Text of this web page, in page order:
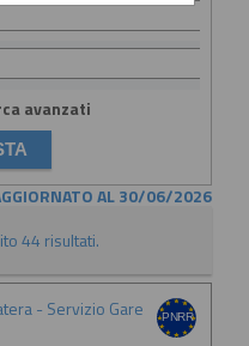
avanzati
AL 30/06/2026
44 risultati.
- Servizio Gare